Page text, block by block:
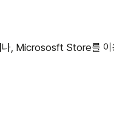
나, Micrososft Store를 이